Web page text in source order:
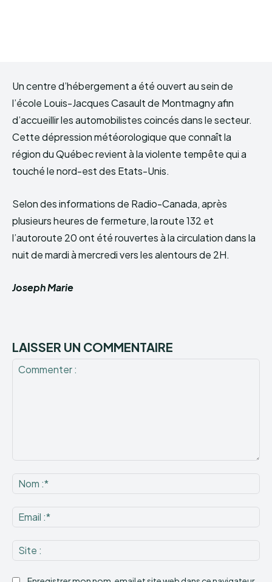
Un centre d’hébergement a été ouvert au sein de
l’école Louis-Jacques Casault de Montmagny afin
d’accueillir les automobilistes coincés dans le secteur.
Cette dépression météorologique que connaît la
région du Québec revient à la violente tempête qui a
touché le nord-est des Etats-Unis.
Selon des informations de Radio-Canada, après
plusieurs heures de fermeture, la route 132 et
l’autoroute 20 ont été rouvertes à la circulation dans la
nuit de mardi à mercredi vers les alentours de 2H.
Joseph Marie
LAISSER UN COMMENTAIRE
:*
:*
: